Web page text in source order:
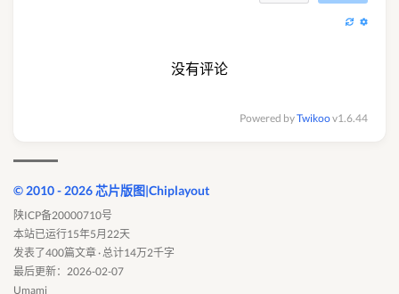
没有评论
Powered byTwikoov1.6.44
© 2010 - 2026 芯片版图|Chiplayout
陕ICP备20000710号
本站已运行15年5月22天
发表了400篇文章 · 总计14万2千字
最后更新：2026-02-07
Umami